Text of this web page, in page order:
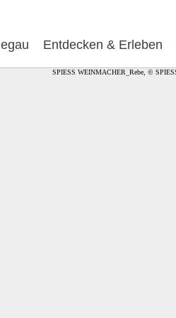
Entdecken & Erleben